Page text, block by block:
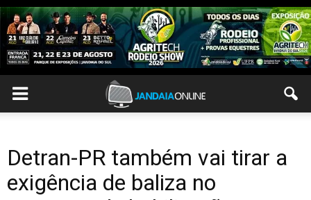
Detran-PR também vai tirar a
exigência de baliza no